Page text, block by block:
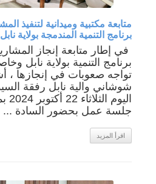
متابعة مكتبية وميدانية لتنفيذ
برنامج التنمية المندمجة بولاية
في إطار متابعة إنجاز
برنامج التنمية بولاية نابل
تواجه صعوبات في إنجازها ،
شوشاني والية نابل رفقة السيد
جلسة عمل بحضور السادة ...
اقرأ المزيد